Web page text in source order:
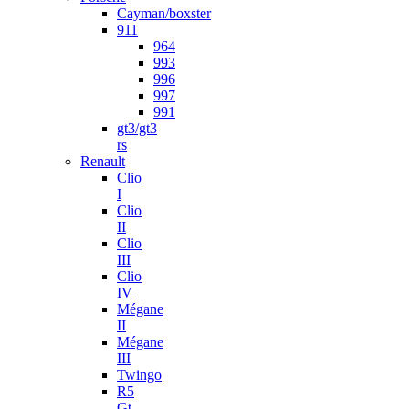
Cayman/boxster
911
964
993
996
997
991
gt3/gt3
rs
Renault
Clio
I
Clio
II
Clio
III
Clio
IV
Mégane
II
Mégane
III
Twingo
R5